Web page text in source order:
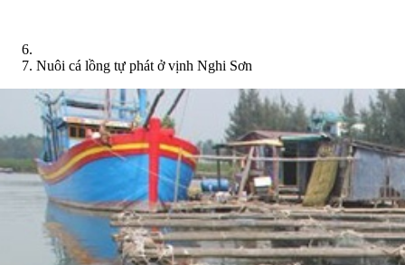
Nuôi cá lồng tự phát ở vịnh Nghi Sơn